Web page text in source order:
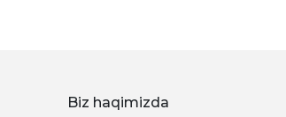
Biz haqimizda